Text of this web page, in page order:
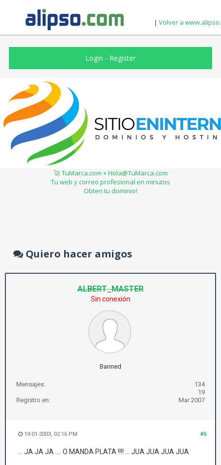
| Volver a
Login - Register
🚀 TuMarca.com + Hola@TuMarca.com
Tu web y correo profesional en minutos
Obten tu dominio!
Quiero hacer amigos
ALBERT_MASTER
Sin conexión
Banned
Mensajes:
134
19
Registro en:
Mar 2007
#5
10-01-2003, 02:16 PM
... JA JA JA .... O MANDA PLATA !!!! ... JUA JUA JUA JUA